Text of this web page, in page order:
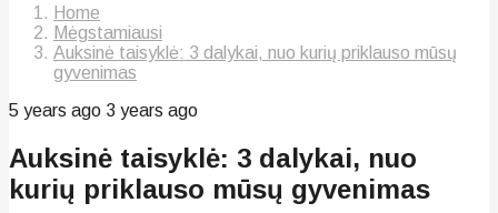
Home
Mėgstamiausi
Auksinė taisyklė: 3 dalykai, nuo kurių priklauso mūsų
gyvenimas
5 years ago 3 years ago
Auksinė taisyklė: 3 dalykai, nuo
kurių priklauso mūsų gyvenimas